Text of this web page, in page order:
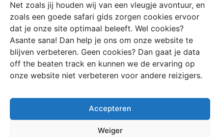
Net zoals jij houden wij van een vleugje avontuur, en
zoals een goede safari gids zorgen cookies ervoor
dat je onze site optimaal beleeft. Wel cookies?
Asante sana! Dan help je ons om onze website te
blijven verbeteren. Geen cookies? Dan gaat je data
off the beaten track en kunnen we de ervaring op
onze website niet verbeteren voor andere reizigers.
Accepteren
Weiger
Alleen op de wereld
ter wereld naar een van de grootste